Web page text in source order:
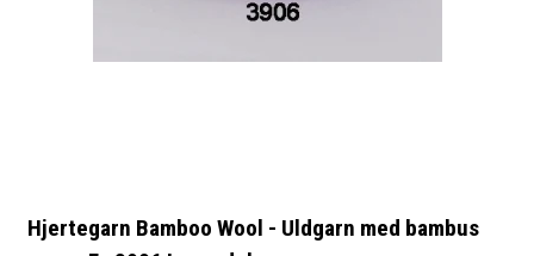
Hjertegarn Bamboo Wool - Uldgarn med bambus